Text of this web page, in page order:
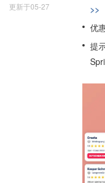
更新于05-27
>>
优
提